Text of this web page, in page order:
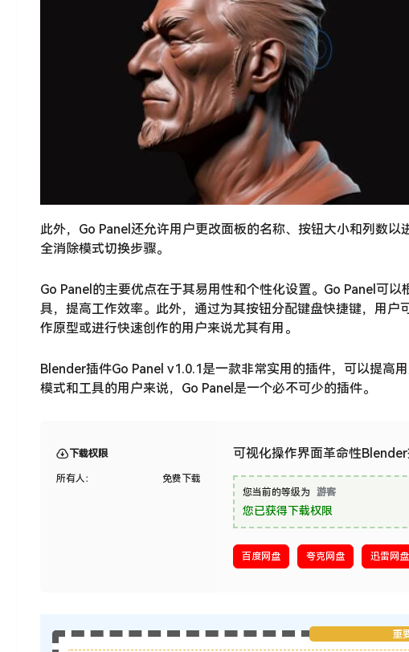
此外，Go Panel还允许用户更改面板的名称、按钮大小和列数
全消除模式切换步骤。
Go Panel的主要优点在于其易用性和个性化设置。Go Panel可
具，提高工作效率。此外，通过为其按钮分配键盘快捷键，用
作原型或进行快速创作的用户来说尤其有用。
Blender插件Go Panel v1.0.1是一款非常实用的插件，可以提高
模式和工具的用户来说，Go Panel是一个必不可少的插件。
下载权限
所有人： 免费下载
可视化操作界面革命性Blender
您当前的等级为 游客
您已获得下载权限
百度网盘 夸克网盘 迅雷网盘
重